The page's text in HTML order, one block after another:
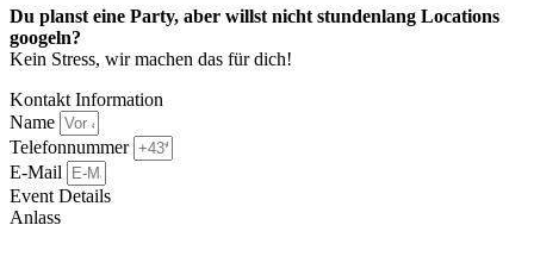
Du planst eine Party, aber willst nicht stundenlang Locations
googeln?
Kein Stress, wir machen das für dich!
Kontakt Information
Name
Telefonnummer
E-Mail
Event Details
Anlass